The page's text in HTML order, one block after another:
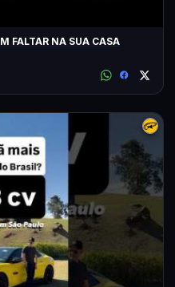
FALTAR NA SUA CASA